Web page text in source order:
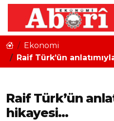
Ekonomi
Raif Türk’ün
Raif Türk’ün
hikayesi…